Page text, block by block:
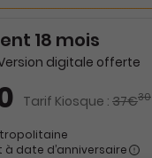
18 mois
Version digitale offerte
Tarif Kiosque : 37€30
à date d’anniversaire